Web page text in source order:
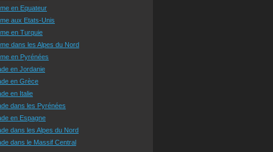
en Equateur
aux Etats-Unis
en Turquie
dans les Alpes du Nord
en Pyrénées
en Jordanie
en Grèce
en Italie
dans les Pyrénées
en Espagne
dans les Alpes du Nord
dans le Massif Central